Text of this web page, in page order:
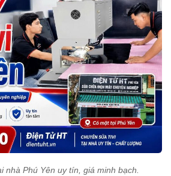
nhà Phú Yên uy tín, giá minh bạch.